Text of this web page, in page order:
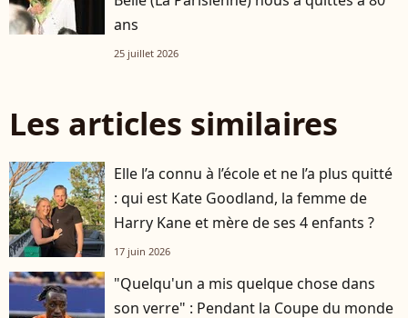
ans
25 juillet 2026
Les articles similaires
Elle l’a connu à l’école et ne l’a plus quitté
: qui est Kate Goodland, la femme de
Harry Kane et mère de ses 4 enfants ?
17 juin 2026
"Quelqu'un a mis quelque chose dans
son verre" : Pendant la Coupe du monde